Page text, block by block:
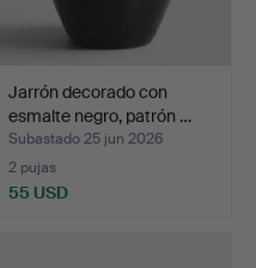
Jarrón decorado con
esmalte negro, patrón …
Subastado 25 jun 2026
2 pujas
55 USD